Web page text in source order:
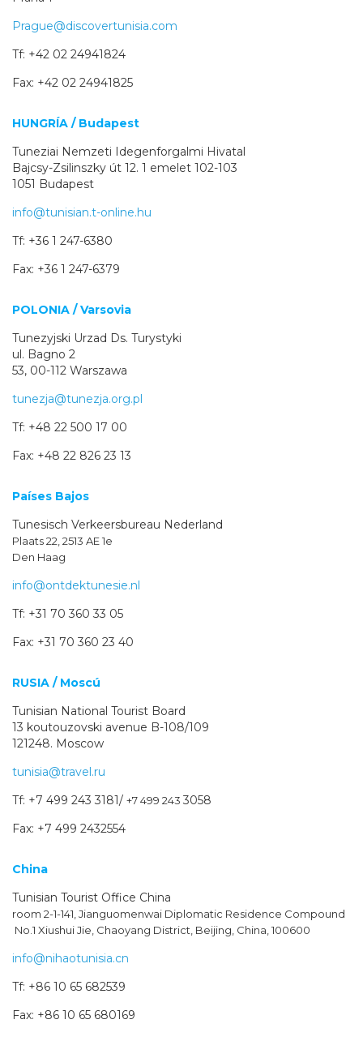
Prague@discovertunisia.com
Tf: +42 02 24941824
Fax: +42 02 24941825
HUNGRÍA / Budapest
Tuneziai Nemzeti Idegenforgalmi Hivatal
Bajcsy-Zsilinszky út 12. 1 emelet 102-103
1051 Budapest
info@tunisian.t-online.hu
Tf: +36 1 247-6380
Fax: +36 1 247-6379
POLONIA / Varsovia
Tunezyjski Urzad Ds. Turystyki
ul. Bagno 2
53, 00-112 Warszawa
tunezja@tunezja.org.pl
Tf: +48 22 500 17 00
Fax: +48 22 826 23 13
Países Bajos
Tunesisch Verkeersbureau Nederland
Plaats 22, 2513 AE 1e
Den Haag
info@ontdektunesie.nl
Tf: +31 70 360 33 05
Fax: +31 70 360 23 40
RUSIA / Moscú
Tunisian National Tourist Board
13 koutouzovski avenue B-108/109
121248. Moscow
tunisia@travel.ru
Tf: +7 499 243 3181/ +7 499 243 3058
Fax: +7 499 2432554
China
Tunisian Tourist Office China
room 2-1-141, Jianguomenwai Diplomatic Residence Compound
No.1 Xiushui Jie, Chaoyang District, Beijing, China, 100600
info@nihaotunisia.cn
Tf: +86 10 65 682539
Fax: +86 10 65 680169